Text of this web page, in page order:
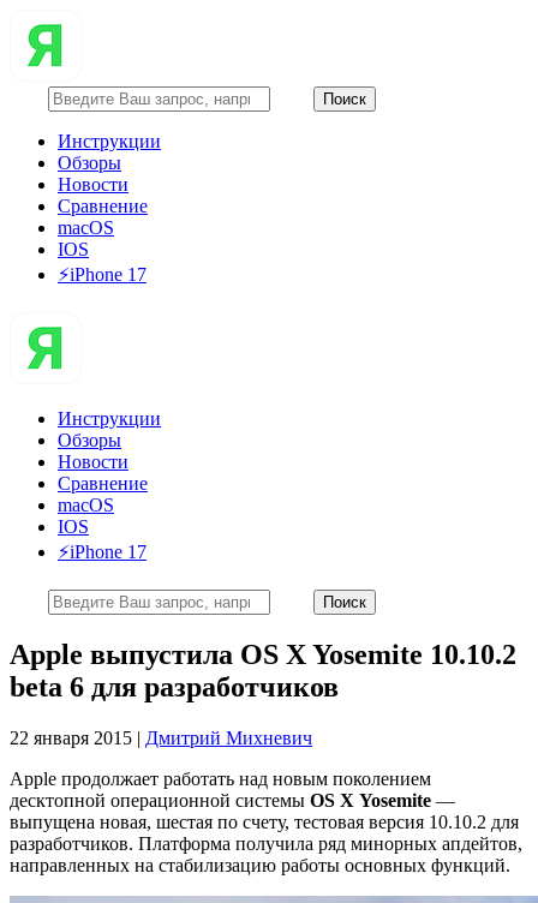
Инструкции
Обзоры
Новости
Сравнение
macOS
IOS
⚡️iPhone 17
Инструкции
Обзоры
Новости
Сравнение
macOS
IOS
⚡️iPhone 17
Apple выпустила OS X Yosemite 10.10.2
beta 6 для разработчиков
22 января 2015 | Дмитрий Михневич
Apple продолжает работать над новым поколением
десктопной операционной системы OS X Yosemite —
выпущена новая, шестая по счету, тестовая версия 10.10.2 для
разработчиков. Платформа получила ряд минорных апдейтов,
направленных на стабилизацию работы основных функций.